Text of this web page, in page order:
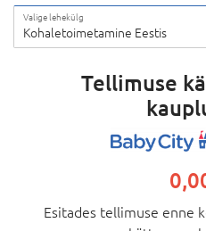
Valige lehekülg
Kohaletoimetamine Eestis
Tellimuse
Esitades tellimuse enne